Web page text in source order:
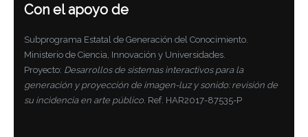
Con el apoyo de
Subprograma Estatal de Generación del Conocimiento.
Ministerio de Ciencia, Innovación y Universidades.
Proyecto: Desarrollos de sistemas interactivos para la
generación y proyección de imagen-luz y sonido: revisión de
su incidencia en arte público . Ref. HAR2017-87535-P